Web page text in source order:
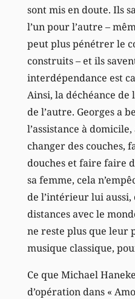
sont mis en doute. Ils
l’un pour l’autre –
peut plus pénétrer le
construits – et ils
interdépendance est
Ainsi, la déchéance de
de l’autre. Georges a
l’assistance à
changer des couches,
douches et faire faire
sa femme, cela
de l’intérieur lui aussi,
distances avec le
ne reste plus que leur
musique classique,
Ce que Michael
d’opération dans «